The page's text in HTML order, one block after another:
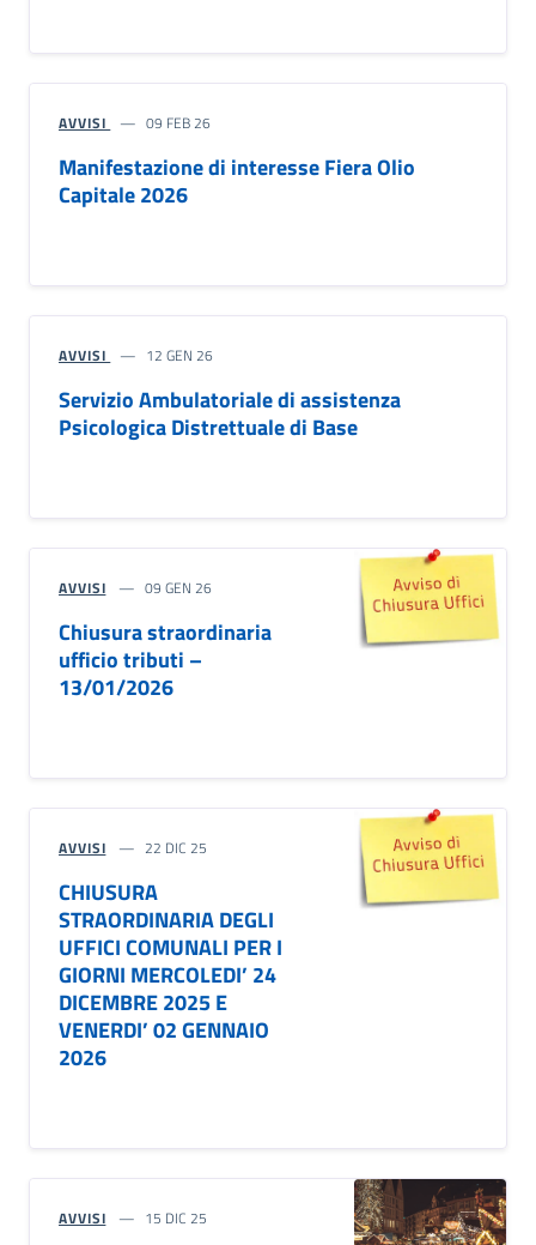
AVVISI 09 FEB 26
Manifestazione di interesse Fiera Olio
Capitale 2026
AVVISI 12 GEN 26
Servizio Ambulatoriale di assistenza
Psicologica Distrettuale di Base
AVVISI 09 GEN 26
Chiusura straordinaria
ufficio tributi –
13/01/2026
AVVISI 22 DIC 25
CHIUSURA
STRAORDINARIA DEGLI
UFFICI COMUNALI PER I
GIORNI MERCOLEDI’ 24
DICEMBRE 2025 E
VENERDI’ 02 GENNAIO
2026
AVVISI 15 DIC 25